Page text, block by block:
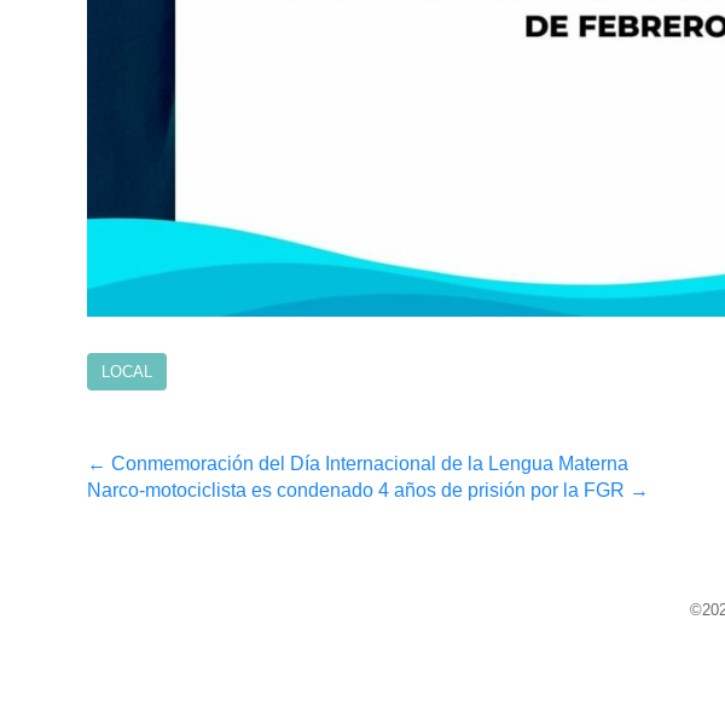
LOCAL
Post
← Conmemoración del Día Internacional de la Lengua Materna
Narco-motociclista es condenado 4 años de prisión por la FGR →